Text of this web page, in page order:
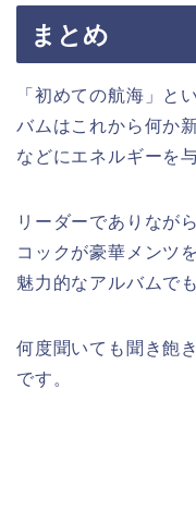
まとめ
「初めての航海」と
バムはこれから何か
などにエネルギーを
リーダーでありなが
コックが豪華メンツ
魅力的なアルバムで
何度聞いても聞き飽
です。